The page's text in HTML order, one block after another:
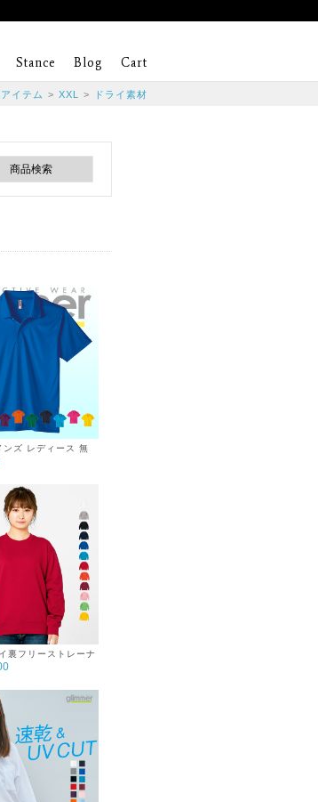
Stance Blog Cart
イテム > XXL > ドライ素材
ンズ レディース 無
インターロックド
裏フリーストレーナ